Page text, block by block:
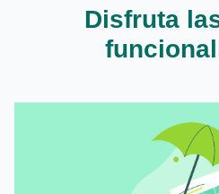
Disfruta